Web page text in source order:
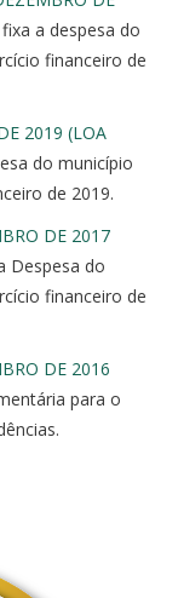
a despesa do
financeiro de
2019 (LOA
do município
de 2019.
DE 2017
Despesa do
financeiro de
DE 2016
para o